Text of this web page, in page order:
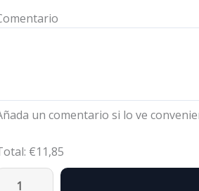
un comentario si lo ve
€11,85